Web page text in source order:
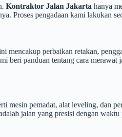
Kontraktor Jalan Jakarta hanya
Proses pengadaan kami lakukan
perbaikan retakan,
beri panduan tentang cara
mesin pemadat, alat leveling, dan
jalan yang presisi dengan